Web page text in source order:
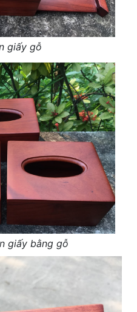
giấy gỗ
giấy bằng gỗ